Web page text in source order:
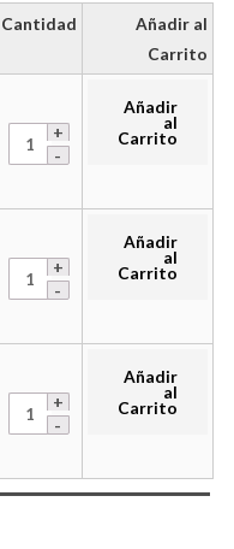
Cantidad
Añadir al
Carrito
Añadir
al
Carrito
Añadir
al
Carrito
Añadir
al
Carrito